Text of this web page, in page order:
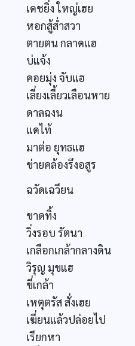
เดชยิ่ง ใหญ่เฮย
หอกสู้ส่ำสวา
ตายตน กลาดแฮ
บ่แจ้ง
คอยมุ่ง จับแฮ
เลี่ยงเลี้ยวเลือนหาย
ดาลฉงน
แดไท้
มาต่อ ยุทธแฮ
ข่ายคล้องรึงอสูร
ฉวัดเฉวียน
ขาดทิ้ง
วิ่งรอบ รัตนา
เกลือกเกล้ากลางดิน
วิรุญ มุขแฮ
ขี่เกล้า
เหตุตรัส สั่งเฮย
เฆี่ยนแล้วปล่อยไป
เรียกหา